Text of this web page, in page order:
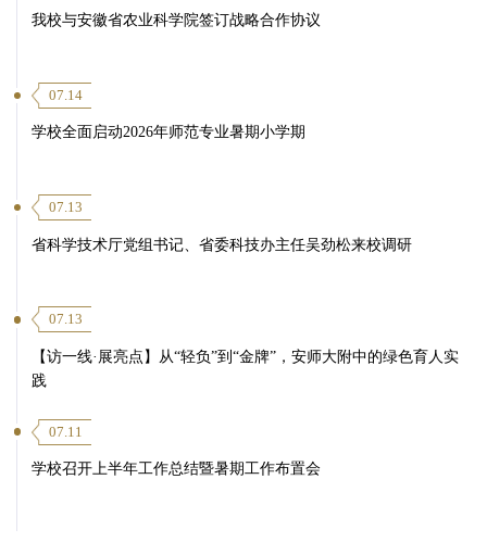
我校与安徽省农业科学院签订战略合作协议
07.14
学校全面启动2026年师范专业暑期小学期
07.13
省科学技术厅党组书记、省委科技办主任吴劲松来校调研
07.13
【访一线·展亮点】从“轻负”到“金牌”，安师大附中的绿色育人实
践
07.11
学校召开上半年工作总结暨暑期工作布置会